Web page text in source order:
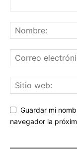
Guardar mi
navegador la